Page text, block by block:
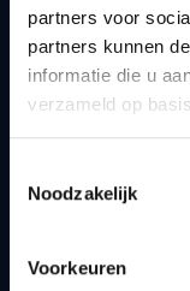
partners voor
partners kunnen
informatie die u
verzameld op
Noodzakelijk
Voorkeuren
How to
Campus
Info for
Students